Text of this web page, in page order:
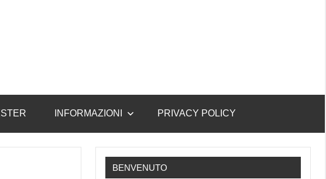
INFORMAZIONI PRIVACY POLICY
BENVENUTO